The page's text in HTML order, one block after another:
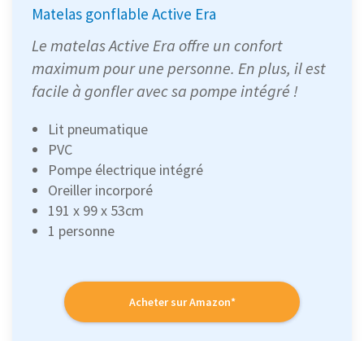
Matelas gonflable Active Era
Le matelas Active Era offre un confort
maximum pour une personne. En plus, il est
facile à gonfler avec sa pompe intégré !
Lit pneumatique
PVC
Pompe électrique intégré
Oreiller incorporé
191 x 99 x 53cm
1 personne
Acheter sur Amazon*